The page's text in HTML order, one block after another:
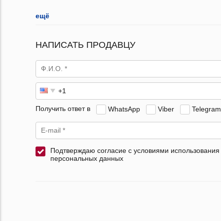
ещё
НАПИСАТЬ ПРОДАВЦУ
Получить ответ в WhatsApp Viber Telegram
Подтверждаю согласие с условиями использования
персональных данных